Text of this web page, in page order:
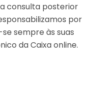
consulta posterior
por
sempre às suas
da Caixa online.